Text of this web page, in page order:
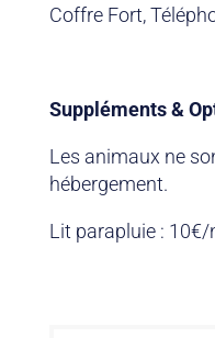
Coffre Fort,
Suppléments &
Les animaux ne
hébergement.
Lit parapluie :